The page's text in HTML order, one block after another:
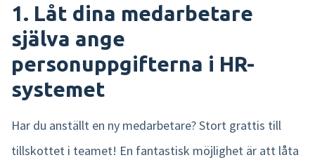
Integrationer
Mobilapp
Nmbrs Marketplace
1. Låt dina medarbetare
själva ange
personuppgifterna i HR-
systemet
Har du anställt en ny medarbetare? Stort grattis till
tillskottet i teamet! En fantastisk möjlighet är att låta